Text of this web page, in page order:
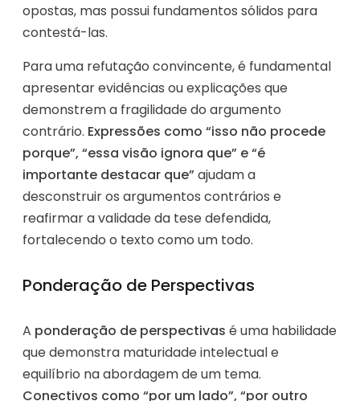
opostas, mas possui fundamentos sólidos para
contestá-las.
Para uma refutação convincente, é fundamental
apresentar evidências ou explicações que
demonstrem a fragilidade do argumento
contrário. Expressões como “isso não procede
porque”, “essa visão ignora que” e “é
importante destacar que”ajudam a
desconstruir os argumentos contrários e
reafirmar a validade da tese defendida,
fortalecendo o texto como um todo.
Ponderação de Perspectivas
A ponderação de perspectivas é uma habilidade
que demonstra maturidade intelectual e
equilíbrio na abordagem de um tema.
Conectivos como “por um lado”, “por outro